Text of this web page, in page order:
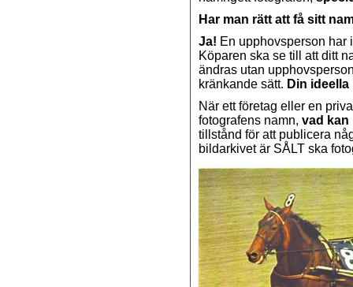
Har man rätt att få sitt
Ja! En upphovsperson har
Köparen ska se till att ditt
ändras utan
kränkande sätt. Din
När ett företag eller en
fotografens namn, vad kan
tillstånd för att publicera
bildarkivet är SÅLT ska